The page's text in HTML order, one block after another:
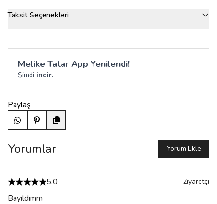
Taksit Seçenekleri
Melike Tatar App Yenilendi!
Şimdi indir.
Paylaş
Yorumlar Yorum Ekle
5.0 Ziyaretçi
Bayıldımm